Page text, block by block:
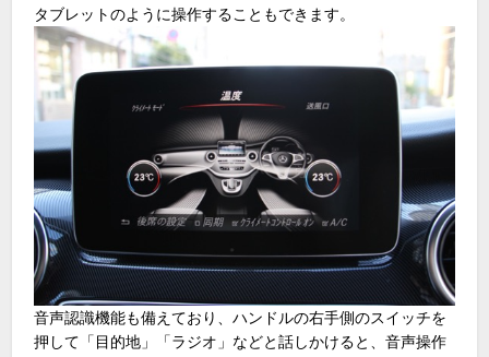
タブレットのように操作することもできます。
音声認識機能も備えており、ハンドルの右手側のスイッチを
押して「目的地」「ラジオ」などと話しかけると、音声操作